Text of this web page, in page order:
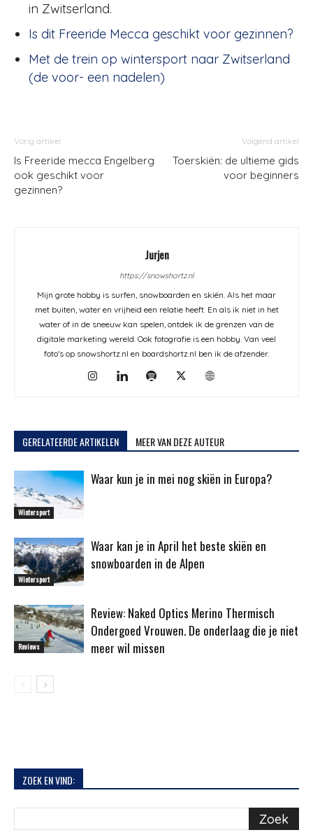
in Zwitserland.
Is dit Freeride Mecca geschikt voor gezinnen?
Met de trein op wintersport naar Zwitserland
(de voor- een nadelen)
Vorig artikel
Is Freeride mecca Engelberg
ook geschikt voor
gezinnen?
Volgend artikel
Toerskiën: de ultieme gids
voor beginners
Jurjen
https://snowshortz.nl
Mijn grote hobby is surfen, snowboarden en skiën. Als het maar
met buiten, water en vrijheid een relatie heeft. En als ik niet in het
water of in de sneeuw kan spelen, ontdek ik de grenzen van de
digitale marketing wereld. Ook fotografie is een hobby. Van veel
foto's op snowshortz.nl en boardshortz.nl ben ik de afzender.
GERELATEERDE ARTIKELEN MEER VAN DEZE AUTEUR
Wintersport
Waar kun je in mei nog skiën in Europa?
Wintersport
Waar kan je in April het beste skiën en
snowboarden in de Alpen
Reviews
Review: Naked Optics Merino Thermisch
Ondergoed Vrouwen. De onderlaag die je niet
meer wil missen
ZOEK EN VIND: